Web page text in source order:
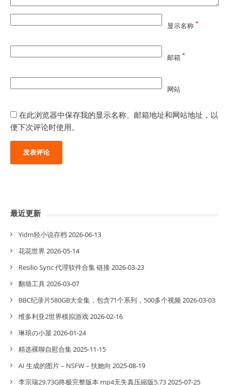
显示名称*
邮箱*
网站
在此浏览器中保存我的显示名称、邮箱地址和网站地址，以
便下次评论时使用。
最近更新
Yidm轻小说存档 2026-06-13
花花世界 2026-05-14
Resilio Sync 代理软件合集 链接2026-03-23
翻墙工具2026-03-07
BBC纪录片580GB大全集，包含71个系列，500多个视频2026-03-03
维多利亚2世界模拟游戏2026-02-16
琳琅の小屋 2026-01-24
精选裸聊自慰合集2025-11-15
AI 生成的图片 – NSFW – 扶她向 2025-08-19
李宗瑞29.73G终极完整版本 mp4无失真压縮版5.732025-07-25